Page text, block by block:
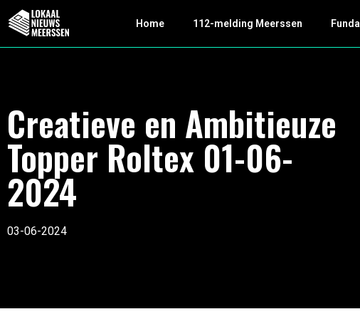
Home 112-melding Meerssen Funda
Creatieve en Ambitieuze
Topper Roltex 01-06-
2024
03-06-2024